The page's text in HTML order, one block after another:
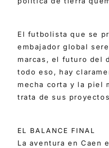
El futbolista que se
embajador global
marcas, el futuro del
todo eso, hay
mecha corta y la piel
trata de sus
EL BALANCE FINAL
La aventura en Caen